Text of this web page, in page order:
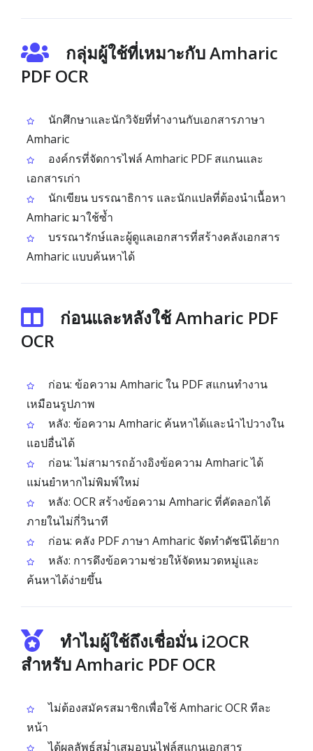
กลุ่มผู้ใช้ที่เหมาะกับ Amharic
PDF OCR
นักศึกษาและนักวิจัยที่ทำงานกับเอกสารภาษา
Amharic
องค์กรที่จัดการไฟล์ Amharic PDF สแกนและ
เอกสารเก่า
นักเขียน บรรณาธิการ และนักแปลที่ต้องนำเนื้อหา
Amharic มาใช้ซ้ำ
บรรณารักษ์และผู้ดูแลเอกสารที่สร้างคลังเอกสาร
Amharic แบบค้นหาได้
ก่อนและหลังใช้ Amharic PDF
OCR
ก่อน: ข้อความ Amharic ใน PDF สแกนทำงาน
เหมือนรูปภาพ
หลัง: ข้อความ Amharic ค้นหาได้และนำไปวางใน
แอปอื่นได้
ก่อน: ไม่สามารถอ้างอิงข้อความ Amharic ได้
แม่นยำหากไม่พิมพ์ใหม่
หลัง: OCR สร้างข้อความ Amharic ที่คัดลอกได้
ภายในไม่กี่วินาที
ก่อน: คลัง PDF ภาษา Amharic จัดทำดัชนีได้ยาก
หลัง: การดึงข้อความช่วยให้จัดหมวดหมู่และ
ค้นหาได้ง่ายขึ้น
ทำไมผู้ใช้ถึงเชื่อมั่น i2OCR
สำหรับ Amharic PDF OCR
ไม่ต้องสมัครสมาชิกเพื่อใช้ Amharic OCR ทีละ
หน้า
ได้ผลลัพธ์สม่ำเสมอบนไฟล์สแกนเอกสาร